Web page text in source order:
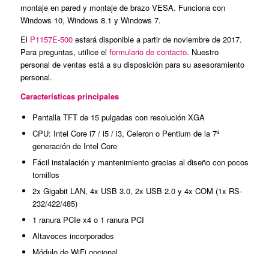
montaje en pared y montaje de brazo VESA. Funciona con
Windows 10, Windows 8.1 y Windows 7.
El P1157E-500estará disponible a partir de noviembre de 2017.
Para preguntas, utilice el formulario de contacto. Nuestro
personal de ventas está a su disposición para su asesoramiento
personal.
Características principales
Pantalla TFT de 15 pulgadas con resolución XGA
CPU: Intel Core i7 / i5 / i3, Celeron o Pentium de la 7ª
generación de Intel Core
Fácil instalación y mantenimiento gracias al diseño con pocos
tornillos
2x Gigabit LAN, 4x USB 3.0, 2x USB 2.0 y 4x COM (1x RS-
232/422/485)
1 ranura PCIe x4 o 1 ranura PCI
Altavoces incorporados